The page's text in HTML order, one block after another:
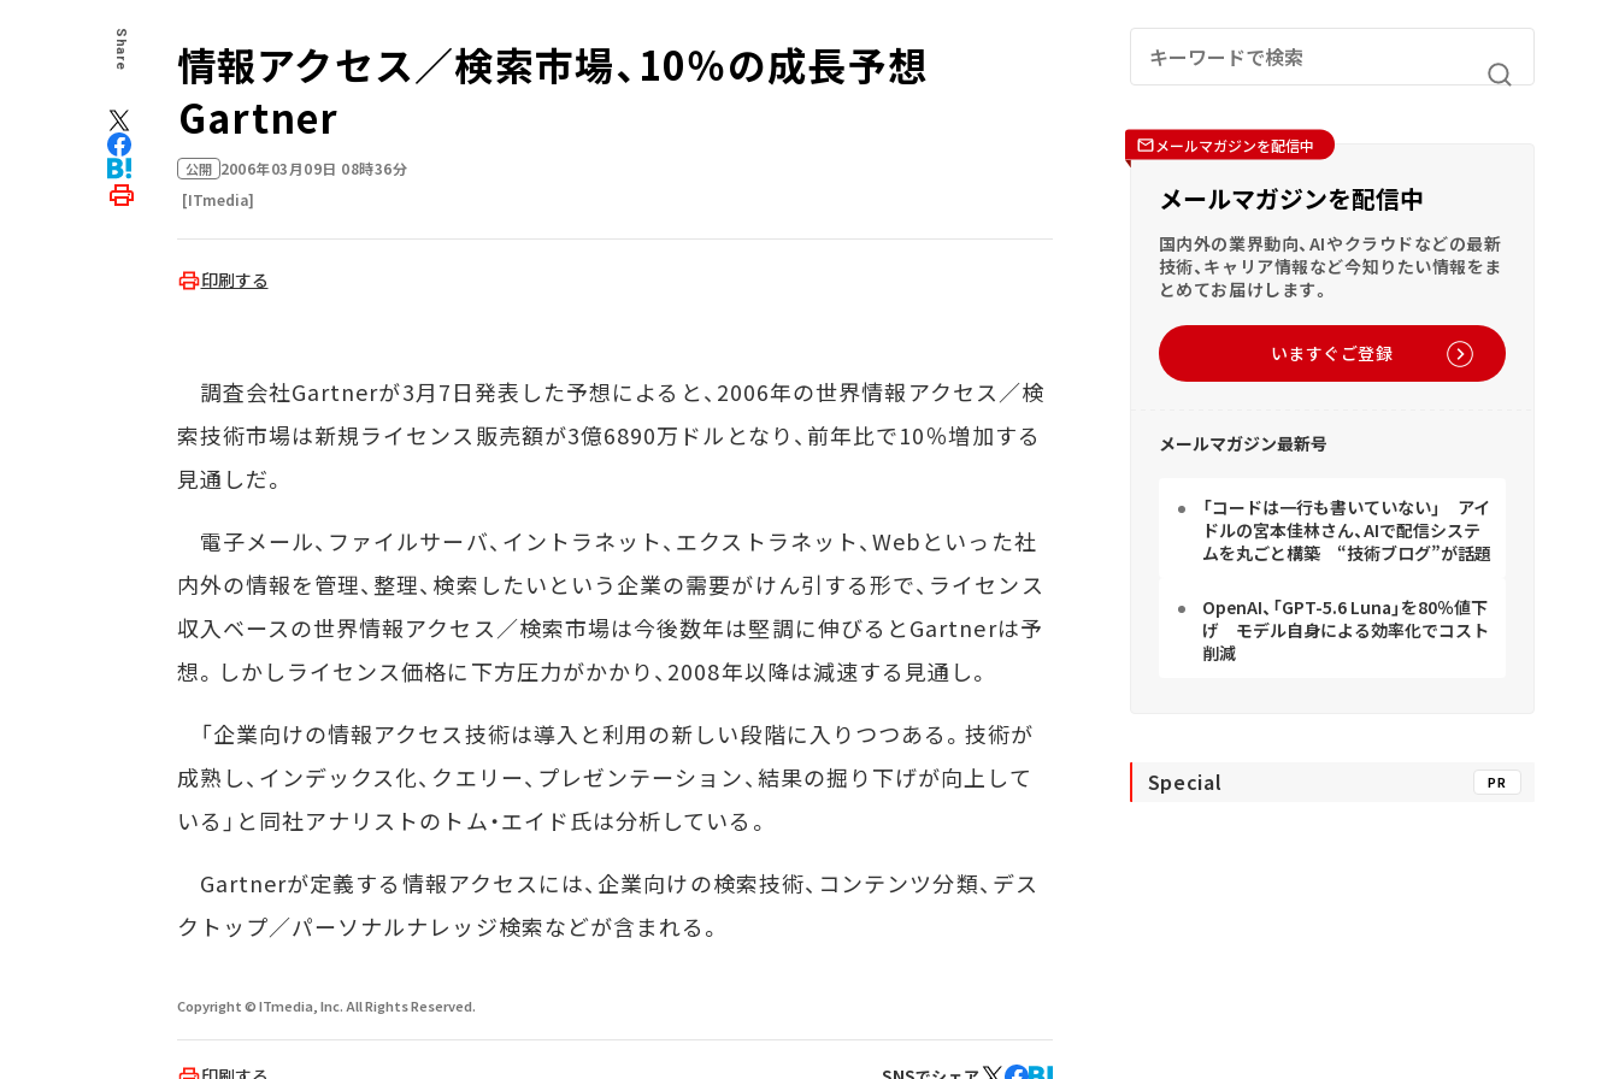
Share
情報アクセス／検索市場、10％の成長予想
――Gartner
公開 2006年03月09日 08時36分
[ITmedia]
印刷する
調査会社Gartnerが3月7日発表した予想によると、2006年の世界情報アクセス／検
索技術市場は新規ライセンス販売額が3億6890万ドルとなり、前年比で10％増加する
見通しだ。
電子メール、ファイルサーバ、イントラネット、エクストラネット、Webといった社
内外の情報を管理、整理、検索したいという企業の需要がけん引する形で、ライセンス
収入ベースの世界情報アクセス／検索市場は今後数年は堅調に伸びるとGartnerは予
想。しかしライセンス価格に下方圧力がかかり、2008年以降は減速する見通し。
「企業向けの情報アクセス技術は導入と利用の新しい段階に入りつつある。技術が
成熟し、インデックス化、クエリー、プレゼンテーション、結果の掘り下げが向上して
いる」と同社アナリストのトム・エイド氏は分析している。
Gartnerが定義する情報アクセスには、企業向けの検索技術、コンテンツ分類、デス
クトップ／パーソナルナレッジ検索などが含まれる。
Copyright © ITmedia, Inc. All Rights Reserved.
メールマガジンを配信中
メールマガジンを配信中
国内外の業界動向、AIやクラウドなどの最新
技術、キャリア情報など今知りたい情報をま
とめてお届けします。
いますぐご登録
メールマガジン最新号
「コードは一行も書いていない」 アイ
ドルの宮本佳林さん、AIで配信システ
ムを丸ごと構築 “技術ブログ”が話題
OpenAI、「GPT-5.6 Luna」を80％値下
げ モデル自身による効率化でコスト
削減
Special PR